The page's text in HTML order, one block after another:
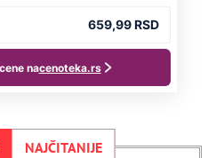
NAJČITANIJE